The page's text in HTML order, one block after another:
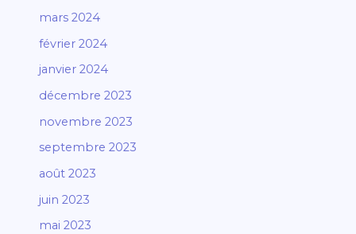
mars 2024
février 2024
janvier 2024
décembre 2023
novembre 2023
septembre 2023
août 2023
juin 2023
mai 2023